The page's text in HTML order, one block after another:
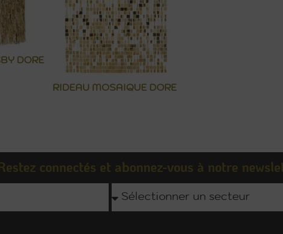
DORE
RIDEAU MOSAIQUE DORE
Restez connectés et abonnez-vous à notre